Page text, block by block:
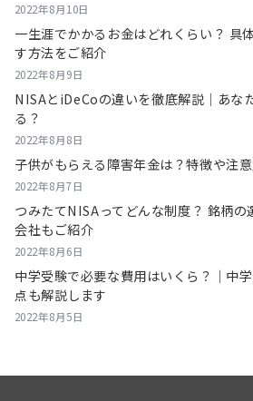
2022年8月10日
一生涯でかかるお金はどれくらい？ 具
す方法をご紹介
2022年8月9日
NISAとiDeCoの違いを徹底解説｜あな
る？
2022年8月8日
子供がもらえる障害年金は？特徴や注
2022年8月7日
つみたてNISAってどんな制度？ 銘柄の
会社もご紹介
2022年8月6日
中学受験で必要な費用はいくら？｜中
点も解説します
2022年8月5日